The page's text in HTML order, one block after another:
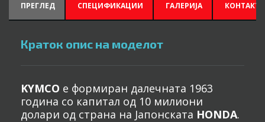
ПРЕГЛЕД СПЕЦИФИКАЦИИ ГАЛЕРИЈА
Краток опис на моделот
KYMCO е формиран далечната 1963
година со капитал од 10 милиони
долари од страна на Јапонската HONDA.